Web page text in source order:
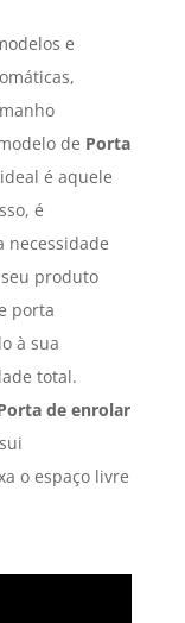
e
de Porta
é aquele
é
necessidade
produto
porta
à sua
total.
de enrolar
o espaço livre